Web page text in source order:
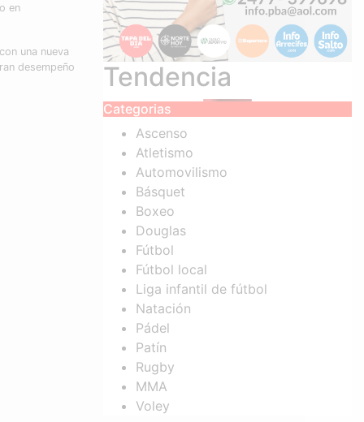
en
una nueva
desempeño
Tendencia
Categorias
Ascenso
Atletismo
Automovilismo
Básquet
Boxeo
Douglas
Fútbol
Fútbol local
Liga infantil de fútbol
Natación
Pádel
Patín
Rugby
MMA
Voley